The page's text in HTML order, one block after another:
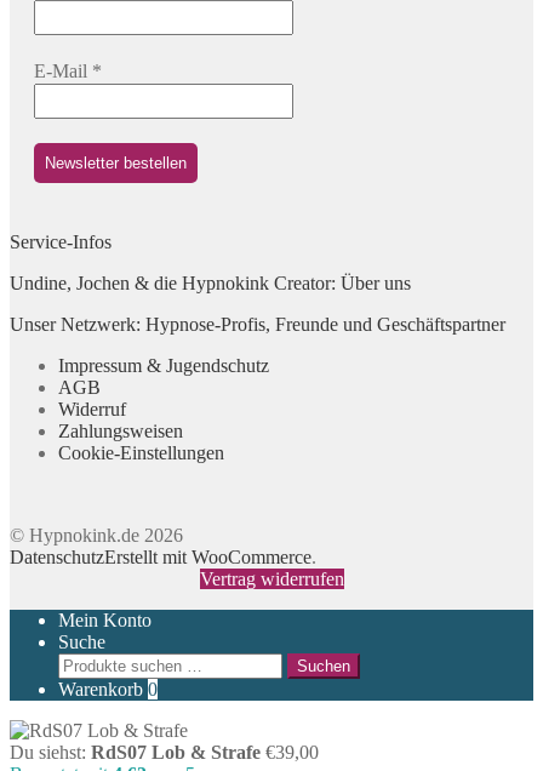
E-Mail *
Service-Infos
Undine, Jochen & die Hypnokink Creator: Über uns
Unser Netzwerk: Hypnose-Profis, Freunde und Geschäftspartner
Impressum & Jugendschutz
AGB
Widerruf
Zahlungsweisen
Cookie-Einstellungen
© Hypnokink.de 2026
DatenschutzErstellt mit WooCommerce.
Vertrag widerrufen
Mein Konto
Suche
Suchen
nach:
Suchen
Warenkorb 0
Du siehst: RdS07 Lob & Strafe €39,00